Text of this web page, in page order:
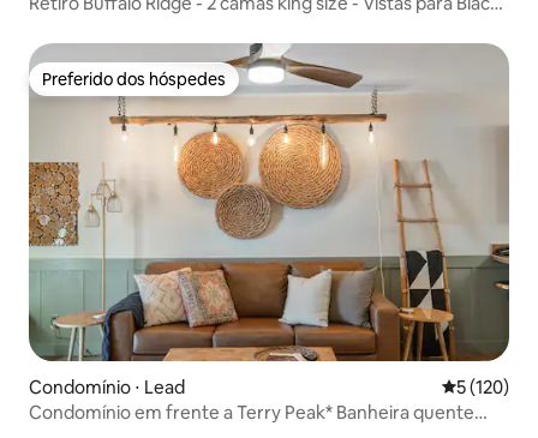
Preferido dos hóspedes
Preferido dos hóspedes
Condomínio ⋅ Lead 5 de uma
5 (120)
Condomínio em frente a Terry Peak* Banheira quente